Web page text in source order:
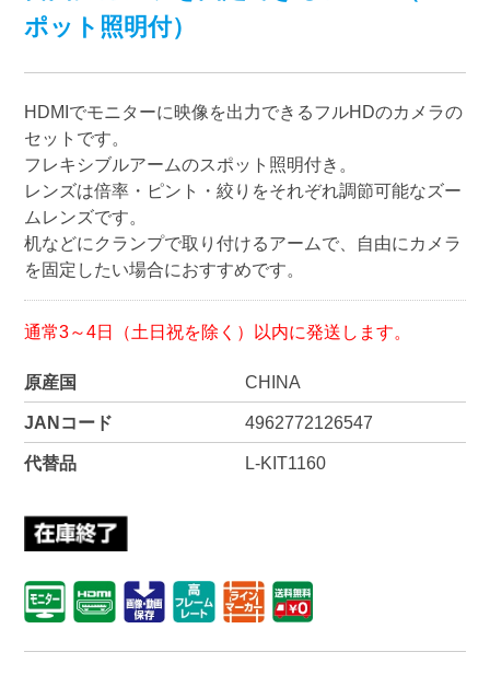
ポット照明付）
HDMIでモニターに映像を出力できるフルHDのカメラの
セットです。
フレキシブルアームのスポット照明付き。
レンズは倍率・ピント・絞りをそれぞれ調節可能なズー
ムレンズです。
机などにクランプで取り付けるアームで、自由にカメラ
を固定したい場合におすすめです。
通常3～4日（土日祝を除く）以内に発送します。
原産国 CHINA
JANコード 4962772126547
代替品 L-KIT1160